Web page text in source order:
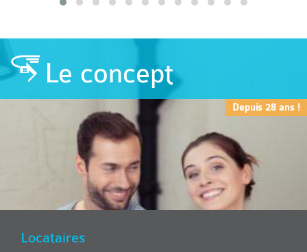
Le concept
Depuis 28 ans !
Locataires